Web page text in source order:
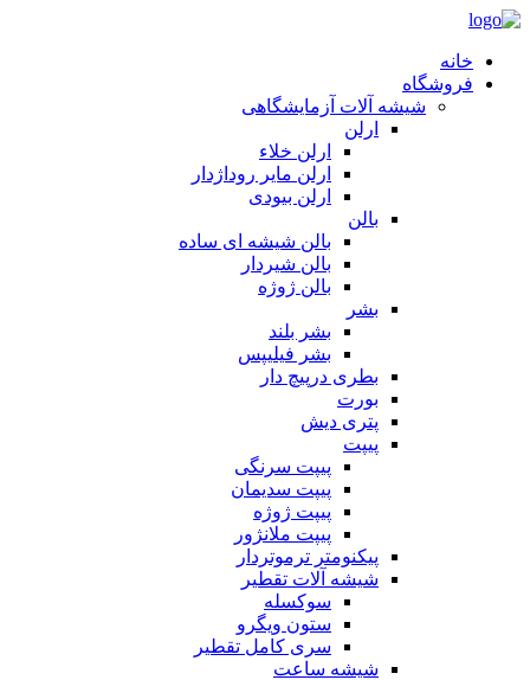
خانه
فروشگاه
شیشه آلات آزمایشگاهی
ارلن
ارلن خلاء
ارلن مایر روداژدار
ارلن بیودی
بالن
بالن شیشه ای ساده
بالن شیردار
بالن ژوژه
بشر
بشر بلند
بشر فیلیپس
بطری درپیچ دار
بورت
پتری دیش
پیپت
پیپت سرنگی
پیپت سدیمان
پیپت ژوژه
پیپت ملانژور
پیکنومتر ترموتردار
شیشه آلات تقطیر
سوکسله
ستون ویگرو
سری کامل تقطیر
شیشه ساعت